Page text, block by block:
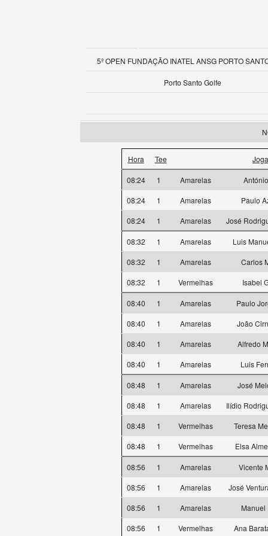
5º OPEN FUNDAÇÃO INATEL ANSG PORTO
Porto Santo Golfe
Hora Tee
08:24 1 Amarelas
08:24
1 Amarelas
Paulo
08:24
1 Amarelas José
08:32 1 Amarelas
Luis
08:32
1 Amarelas
Carlos
08:32
1 Vermelhas Isabel
08:40 1 Amarelas
Paulo
08:40
1 Amarelas
João
08:40
1 Amarelas
Alfredo
08:40
1 Amarelas Luis
08:48 1 Amarelas
José
08:48
1 Amarelas
Ilídio
08:48
1 Vermelhas
Teresa
08:48
1 Vermelhas Elsa
08:56 1 Amarelas
Vicente
08:56
1 Amarelas
José
08:56
1 Amarelas
Manuel
08:56
1 Vermelhas Ana